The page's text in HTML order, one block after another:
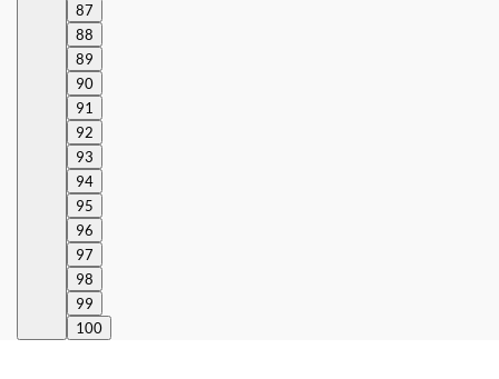
87
88
89
90
91
92
93
94
95
96
97
98
99
100